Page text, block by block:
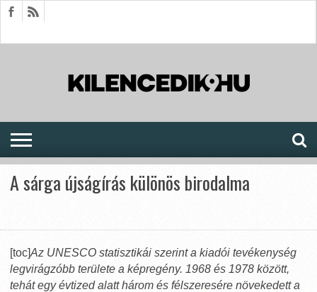
A sárga újságírás különös birodalma
[toc]Az UNESCO statisztikái szerint a kiadói tevékenység
legvirágzóbb területe a képregény. 1968 és 1978 között,
tehát egy évtized alatt három és félszeresére növekedett a